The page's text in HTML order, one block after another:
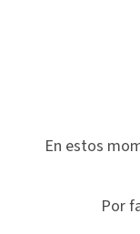
En estos
Por